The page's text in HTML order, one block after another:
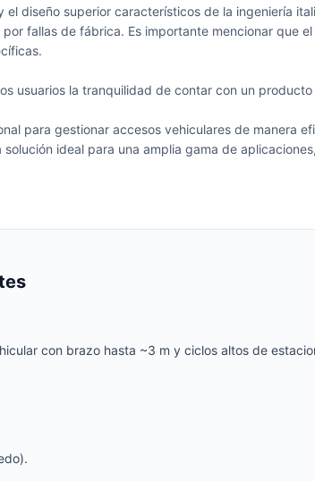
diseño superior característicos de la ingeniería
fallas de fábrica. Es importante mencionar que
usuarios la tranquilidad de contar con un
para gestionar accesos vehiculares de manera
ideal para una amplia gama de
con brazo hasta ~3 m y ciclos altos de